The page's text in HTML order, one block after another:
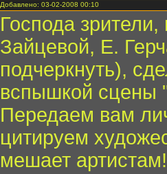
Добавлено: 03-02-2008 00:10
Господа
Зайцевой, Е.
подчеркнуть),
вспышкой сцены
Передаем вам
цитируем
мешает